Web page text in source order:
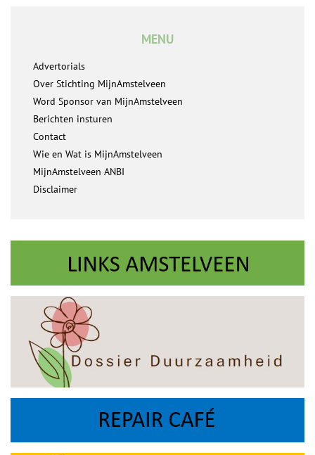
MENU
Advertorials
Over Stichting MijnAmstelveen
Word Sponsor van MijnAmstelveen
Berichten insturen
Contact
Wie en Wat is MijnAmstelveen
MijnAmstelveen ANBI
Disclaimer